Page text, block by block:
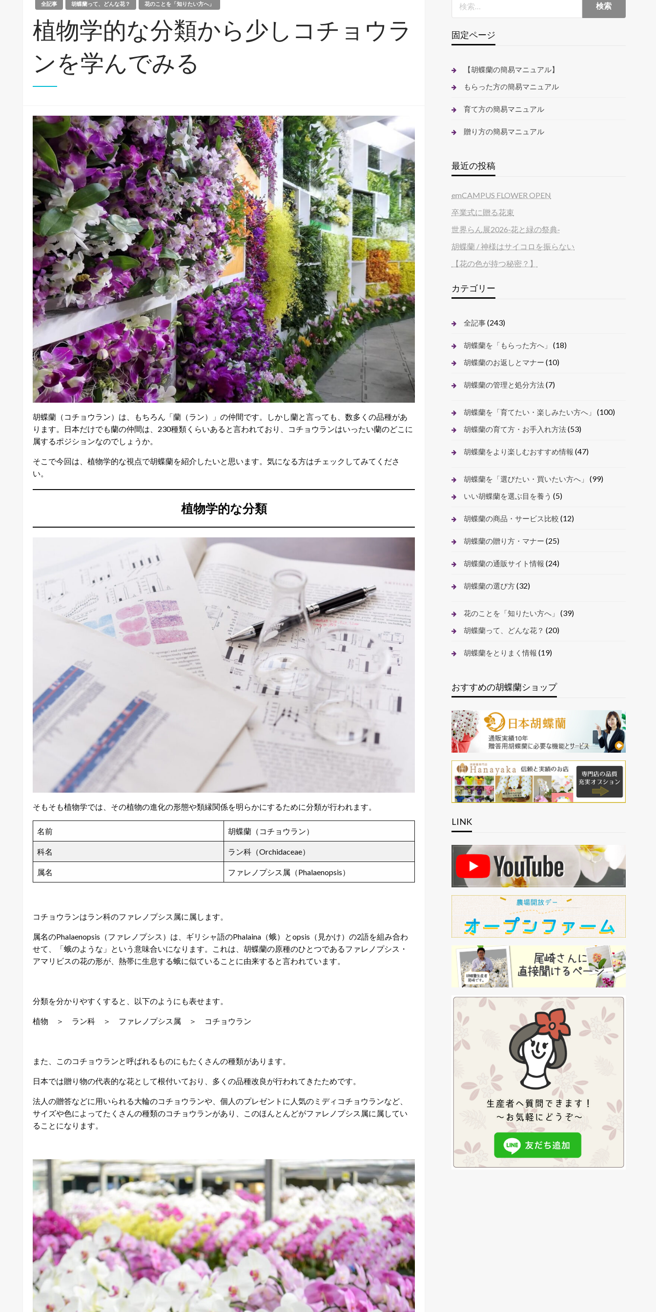
全記事 胡蝶蘭って、どんな花？ 花のことを「知りたい方へ」
植物学的な分類から少しコチョウラ
ンを学んでみる
胡蝶蘭（コチョウラン）は、もちろん「蘭（ラン）」の仲間です。しかし蘭と言っても、数多くの品種があ
ります。日本だけでも蘭の仲間は、230種類くらいあると言われており、コチョウランはいったい蘭のどこに
属するポジションなのでしょうか。
そこで今回は、植物学的な視点で胡蝶蘭を紹介したいと思います。気になる方はチェックしてみてくださ
い。
植物学的な分類
そもそも植物学では、その植物の進化の形態や類縁関係を明らかにするために分類が行われます。
名前 胡蝶蘭（コチョウラン）
科名 ラン科（Orchidaceae）
属名 ファレノプシス属（Phalaenopsis）
コチョウランはラン科のファレノプシス属に属します。
属名のPhalaenopsis（ファレノプシス）は、ギリシャ語のPhalaina（蛾）とopsis（見かけ）の2語を組み合わ
せて、「蛾のような」という意味合いになります。これは、胡蝶蘭の原種のひとつであるファレノプシス・
アマリビスの花の形が、熱帯に生息する蛾に似ていることに由来すると言われています。
分類を分かりやすくすると、以下のようにも表せます。
植物 ＞ ラン科 ＞ ファレノプシス属 ＞ コチョウラン
また、このコチョウランと呼ばれるものにもたくさんの種類があります。
日本では贈り物の代表的な花として根付いており、多くの品種改良が行われてきたためです。
法人の贈答などに用いられる大輪のコチョウランや、個人のプレゼントに人気のミディコチョウランなど、
サイズや色によってたくさんの種類のコチョウランがあり、このほんとんどがファレノプシス属に属してい
ることになります。
固定ページ
【胡蝶蘭の簡易マニュアル】
もらった方の簡易マニュアル
育て方の簡易マニュアル
贈り方の簡易マニュアル
最近の投稿
emCAMPUS FLOWER OPEN
卒業式に贈る花束
世界らん展2026‐花と緑の祭典‐
胡蝶蘭 / 神様はサイコロを振らない
【花の色が持つ秘密？】
カテゴリー
全記事(243)
胡蝶蘭を「もらった方へ」 (18)
胡蝶蘭のお返しとマナー (10)
胡蝶蘭の管理と処分方法(7)
胡蝶蘭を「育てたい・楽しみたい方へ」 (100)
胡蝶蘭の育て方・お手入れ方法(53)
胡蝶蘭をより楽しむおすすめ情報 (47)
胡蝶蘭を「選びたい・買いたい方へ」 (99)
いい胡蝶蘭を選ぶ目を養う (5)
胡蝶蘭の商品・サービス比較 (12)
胡蝶蘭の贈り方・マナー (25)
胡蝶蘭の通販サイト情報 (24)
胡蝶蘭の選び方(32)
花のことを「知りたい方へ」 (39)
胡蝶蘭って、どんな花？ (20)
胡蝶蘭をとりまく情報 (19)
おすすめの胡蝶蘭ショップ
LINK